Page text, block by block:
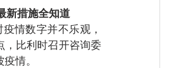
新措施全知道
情数字并不乐观，
，比利时召开咨询委
情。